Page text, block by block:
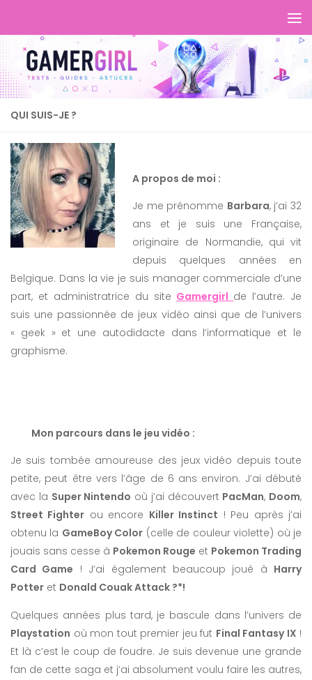
QUI SUIS-JE ?
A propos de moi :
Je me prénomme Barbara, j’ai 32
ans et je suis une Française,
originaire de Normandie, qui vit
depuis quelques années en
Belgique. Dans la vie je suis manager commerciale d’une
part, et administratrice du site Gamergirl de l’autre. Je
suis une passionnée de jeux vidéo ainsi que de l’univers
« geek » et une autodidacte dans l’informatique et le
graphisme.
Mon parcours dans le jeu vidéo :
Je suis tombée amoureuse des jeux vidéo depuis toute
petite, peut être vers l’âge de 6 ans environ. J’ai débuté
avec la Super Nintendo où j’ai découvert PacMan, Doom,
Street Fighter ou encore Killer Instinct ! Peu après j’ai
obtenu la GameBoy Color (celle de couleur violette) où je
jouais sans cesse à Pokemon Rouge et Pokemon Trading
Card Game ! J’ai également beaucoup joué à Harry
Potter et Donald Couak Attack ?*!
Quelques années plus tard, je bascule dans l’univers de
Playstation où mon tout premier jeu fut Final Fantasy IX !
Et là c’est le coup de foudre. Je suis devenue une grande
fan de cette saga et j’ai absolument voulu faire les autres,